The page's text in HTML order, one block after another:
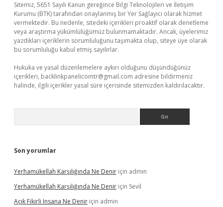
Sitemiz, 5651 Sayılı Kanun gereğince Bilgi Teknolojileri ve İletişim
Kurumu (BTK) tarafından onaylanmış bir Yer Sağlayıcı olarak hizmet
vermektedir. Bu nedenle, sitedeki içerikleri proaktif olarak denetleme
veya araştırma yükümlülüğümüz bulunmamaktadır. Ancak, üyelerimiz
yazdıkları içeriklerin sorumluluğunu taşımakta olup, siteye üye olarak
bu sorumluluğu kabul etmiş sayılırlar.
Hukuka ve yasal düzenlemelere aykırı olduğunu düşündüğünüz
içerikleri, backlinkpanelicomtr@gmail.com adresine bildirmeniz
halinde, ilgili içerikler yasal süre içerisinde sitemizden kaldırılacaktır.
Son yorumlar
Yerhamükellah Karşılığında Ne Denir için admin
Yerhamükellah Karşılığında Ne Denir için Sevil
Açık Fikirli Insana Ne Denir için admin